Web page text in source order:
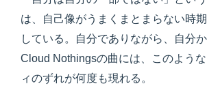
は、自己像がうまくまとまらない時
している。自分でありながら、自分か
Cloud Nothingsの曲には、このよう
ィのずれが何度も現れる。